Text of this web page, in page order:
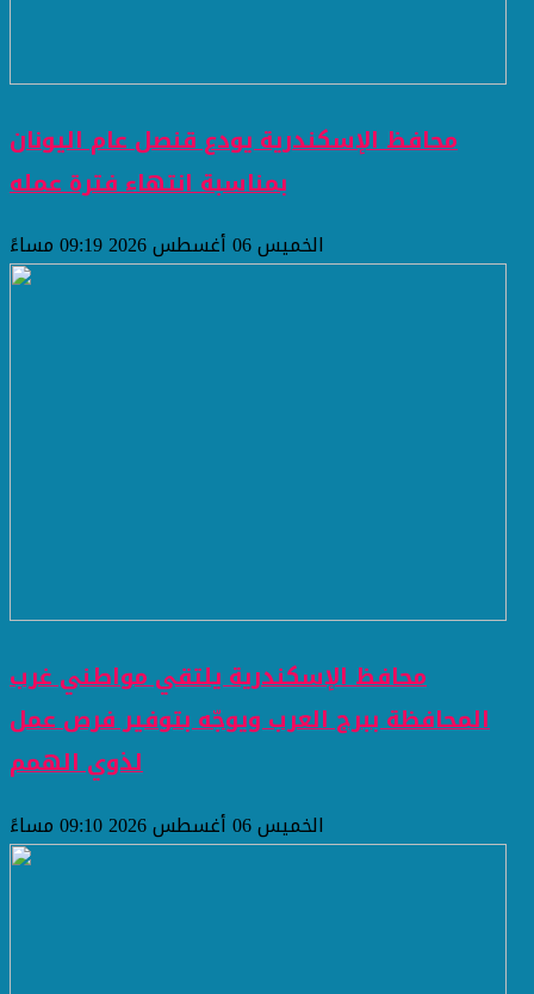
محافظ الإسكندرية يودع قنصل عام اليونان
بمناسبة انتهاء فترة عمله
الخميس 06 أغسطس 2026 09:19 مساءً
محافظ الإسكندرية يلتقي مواطني غرب
المحافظة ببرج العرب ويوجّه بتوفير فرص عمل
لذوي الهمم
الخميس 06 أغسطس 2026 09:10 مساءً